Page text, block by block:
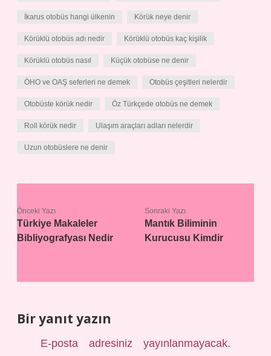
İkarus otobüs hangi ülkenin Körük neye denir
Körüklü otobüs adı nedir Körüklü otobüs kaç kişilik
Körüklü otobüs nasıl Küçük otobüse ne denir
ÖHO ve OAŞ seferleri ne demek Otobüs çeşitleri nelerdir
Otobüste körük nedir Öz Türkçede otobüs ne demek
Roll körük nedir Ulaşım araçları adları nelerdir
Uzun otobüslere ne denir
Önceki Yazı
Türkiye Makaleler
Bibliyografyası Nedir
Sonraki Yazı
Mantık Biliminin
Kurucusu Kimdir
Bir yanıt yazın
E-posta adresiniz yayınlanmayacak.